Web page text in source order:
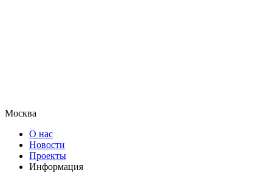
Москва
О нас
Новости
Проекты
Информация